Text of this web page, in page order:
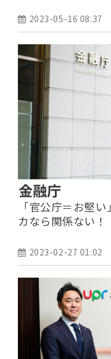
2023-05-16 08:37
「官公庁＝お堅
カなら関係ない！
2023-02-27 01:02